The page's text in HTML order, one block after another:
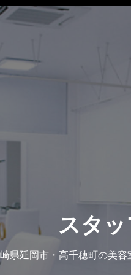
スタ
県延岡市・高千穂町の美